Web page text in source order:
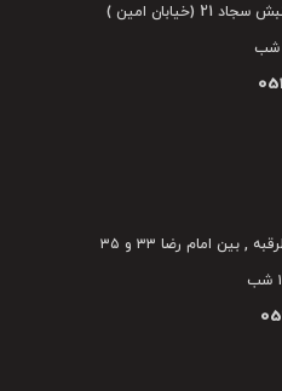
(خیابان امین )
, بین امام رضا ۳۳ و ۳۵